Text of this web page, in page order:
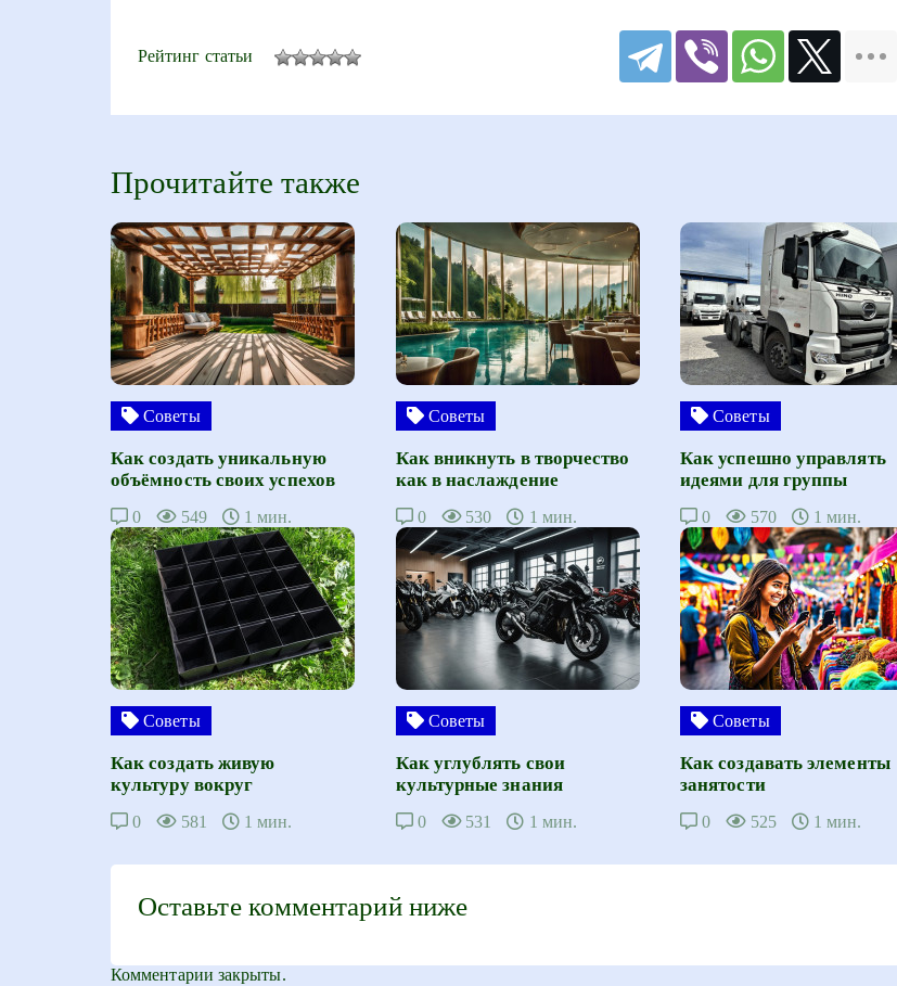
Рейтинг статьи
Прочитайте также
Советы
Как создать уникальную
объёмность своих успехов
0 549 1 мин.
Советы
Как вникнуть в творчество
как в наслаждение
0 530 1 мин.
Советы
Как успешно управлять
идеями для группы
0 570 1 мин.
Советы
Как создать живую
культуру вокруг
0 581 1 мин.
Советы
Как углублять свои
культурные знания
0 531 1 мин.
Советы
Как создавать элементы
занятости
0 525 1 мин.
Оставьте комментарий ниже
Комментарии закрыты.